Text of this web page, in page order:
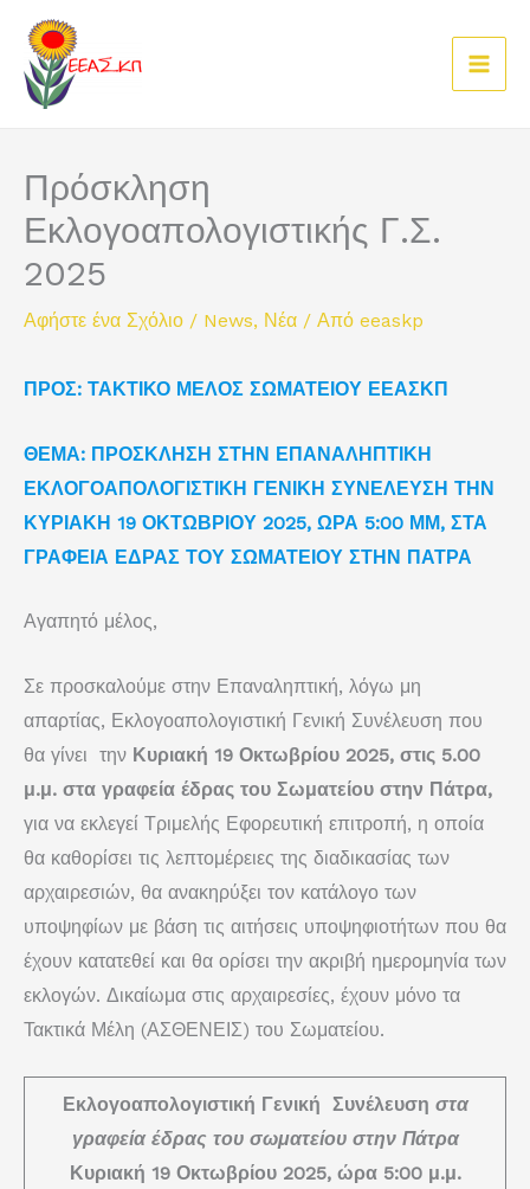
Μετάβαση
περιεχόμενο
Πρόσκληση
Εκλογοαπολογιστικής Γ.Σ.
2025
Αφήστε ένα Σχόλιο / News, Νέα / Από eeaskp
ΠΡΟΣ: ΤΑΚΤΙΚΟ ΜΕΛΟΣ ΣΩΜΑΤΕΙΟΥ ΕΕΑΣΚΠ
ΘΕΜΑ: ΠΡΟΣΚΛΗΣΗ ΣΤΗΝ ΕΠΑΝΑΛΗΠΤΙΚΗ
ΕΚΛΟΓΟΑΠΟΛΟΓΙΣΤΙΚΗ ΓΕΝΙΚΗ ΣΥΝΕΛΕΥΣΗ ΤΗΝ
ΚΥΡΙΑΚΗ 19 ΟΚΤΩΒΡΙΟΥ 2025, ΩΡΑ 5:00 ΜΜ, ΣΤΑ
ΓΡΑΦΕΙΑ ΕΔΡΑΣ ΤΟΥ ΣΩΜΑΤΕΙΟΥ ΣΤΗΝ ΠΑΤΡΑ
Αγαπητό μέλος,
Σε προσκαλούμε στην Επαναληπτική, λόγω μη
απαρτίας, Εκλογοαπολογιστική Γενική Συνέλευση που
θα γίνει την Κυριακή 19 Οκτωβρίου 2025, στις 5.00
μ.μ. στα γραφεία έδρας του Σωματείου στην Πάτρα,
για να εκλεγεί Τριμελής Εφορευτική επιτροπή, η οποία
θα καθορίσει τις λεπτομέρειες της διαδικασίας των
αρχαιρεσιών, θα ανακηρύξει τον κατάλογο των
υποψηφίων με βάση τις αιτήσεις υποψηφιοτήτων που θα
έχουν κατατεθεί και θα ορίσει την ακριβή ημερομηνία των
εκλογών. Δικαίωμα στις αρχαιρεσίες, έχουν μόνο τα
Τακτικά Μέλη (ΑΣΘΕΝΕΙΣ) του Σωματείου.
Εκλογοαπολογιστική Γενική Συνέλευση στα
γραφεία έδρας του σωματείου στην Πάτρα
Κυριακή 19 Οκτωβρίου 2025, ώρα 5:00 μ.μ.